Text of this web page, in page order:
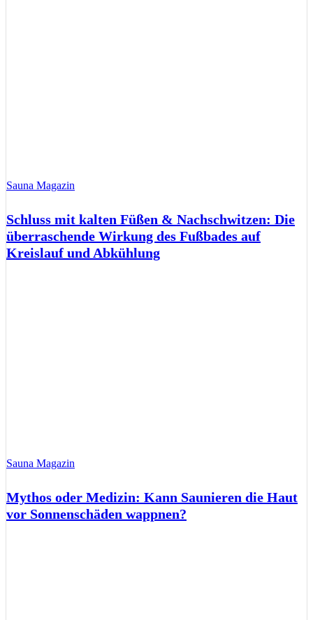
Sauna Magazin
Schluss mit kalten Füßen & Nachschwitzen: Die
überraschende Wirkung des Fußbades auf
Kreislauf und Abkühlung
Sauna Magazin
Mythos oder Medizin: Kann Saunieren die Haut
vor Sonnenschäden wappnen?